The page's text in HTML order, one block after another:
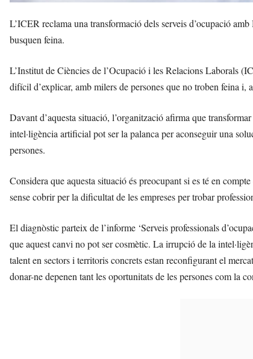
L’ICER reclama una transformació dels serveis d’ocupació
busquen feina.
L’Institut de Ciències de l’Ocupació i les Relacions Laborals
difícil d’explicar, amb milers de persones que no troben feina i,
Davant d’aquesta situació, l’organització afirma que
intel·ligència artificial pot ser la palanca per aconseguir una
persones.
Considera que aquesta situació és preocupant si es té en
sense cobrir per la dificultat de les empreses per trobar
El diagnòstic parteix de l’informe ‘Serveis professionals
que aquest canvi no pot ser cosmètic. La irrupció de la
talent en sectors i territoris concrets estan reconfigurant el
donar-ne depenen tant les oportunitats de les persones com la